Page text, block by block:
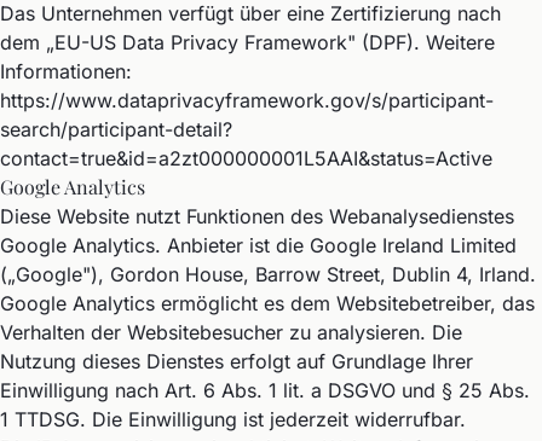
Das Unternehmen verfügt über eine Zertifizierung nach
dem „EU-US Data Privacy Framework" (DPF). Weitere
Informationen:
https://www.dataprivacyframework.gov/s/participant-
search/participant-detail?
contact=true&id=a2zt000000001L5AAI&status=Active
Google Analytics
Diese Website nutzt Funktionen des Webanalysedienstes
Google Analytics. Anbieter ist die Google Ireland Limited
(„Google"), Gordon House, Barrow Street, Dublin 4, Irland.
Google Analytics ermöglicht es dem Websitebetreiber, das
Verhalten der Websitebesucher zu analysieren. Die
Nutzung dieses Dienstes erfolgt auf Grundlage Ihrer
Einwilligung nach Art. 6 Abs. 1 lit. a DSGVO und § 25 Abs.
1 TTDSG. Die Einwilligung ist jederzeit widerrufbar.